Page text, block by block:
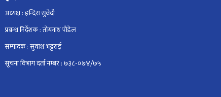
अध्यक्ष : इन्दिरा सुवेदी
प्रबन्ध निर्देशक : तोयनाथ पौडेल
सम्पादक : सुवाश भट्टराई
सूचना विभाग दर्ता नम्बर : ७३८-०७४/७५